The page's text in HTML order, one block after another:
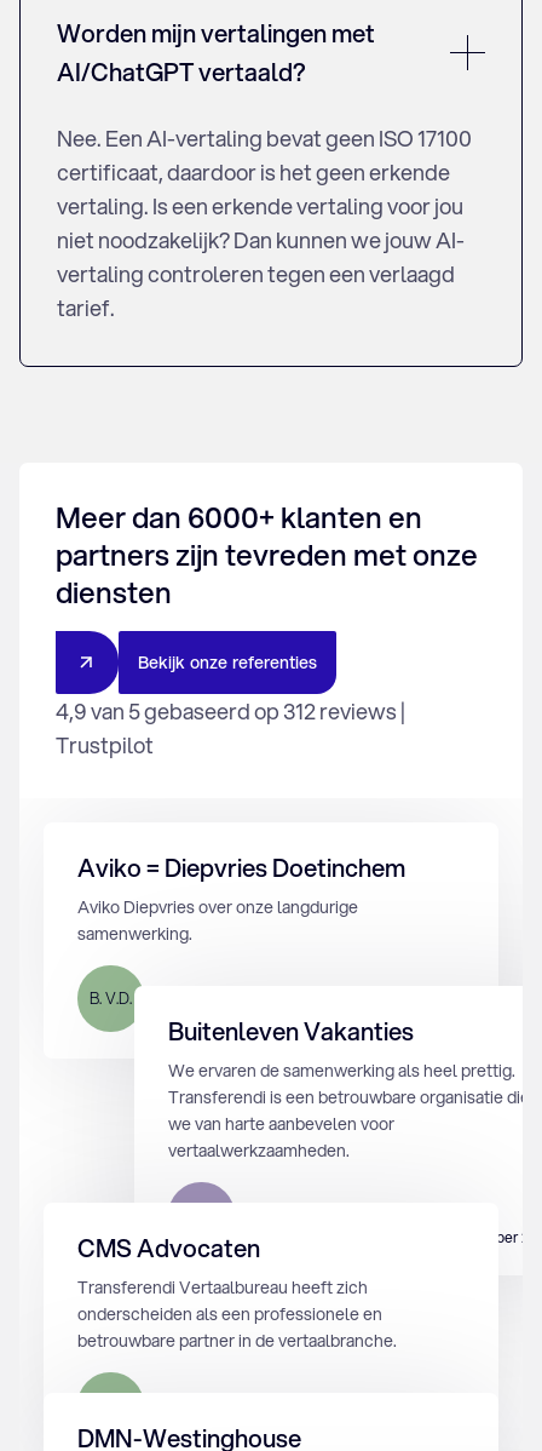
Worden mijn vertalingen met
AI/ChatGPT vertaald?
Nee. Een AI-vertaling bevat geen ISO 17100
certificaat, daardoor is het geen erkende
vertaling. Is een erkende vertaling voor jou
niet noodzakelijk? Dan kunnen we jouw AI-
vertaling controleren tegen een verlaagd
tarief.
Meer dan 6000+ klanten en
partners zijn tevreden met onze
diensten
Bekijk onze referenties
4,9 van 5 gebaseerd op 312 reviews |
Trustpilot
Aviko = Diepvries Doetinchem
Aviko Diepvries over onze langdurige
samenwerking.
B. V.D.
12 augustus 2024
Buitenleven Vakanties
We ervaren de samenwerking als heel prettig.
Transferendi is een betrouwbare organisatie die
we van harte aanbevelen voor
vertaalwerkzaamheden.
2 september
CMS Advocaten
Transferendi Vertaalbureau heeft zich
onderscheiden als een professionele en
betrouwbare partner in de vertaalbranche.
DMN-Westinghouse